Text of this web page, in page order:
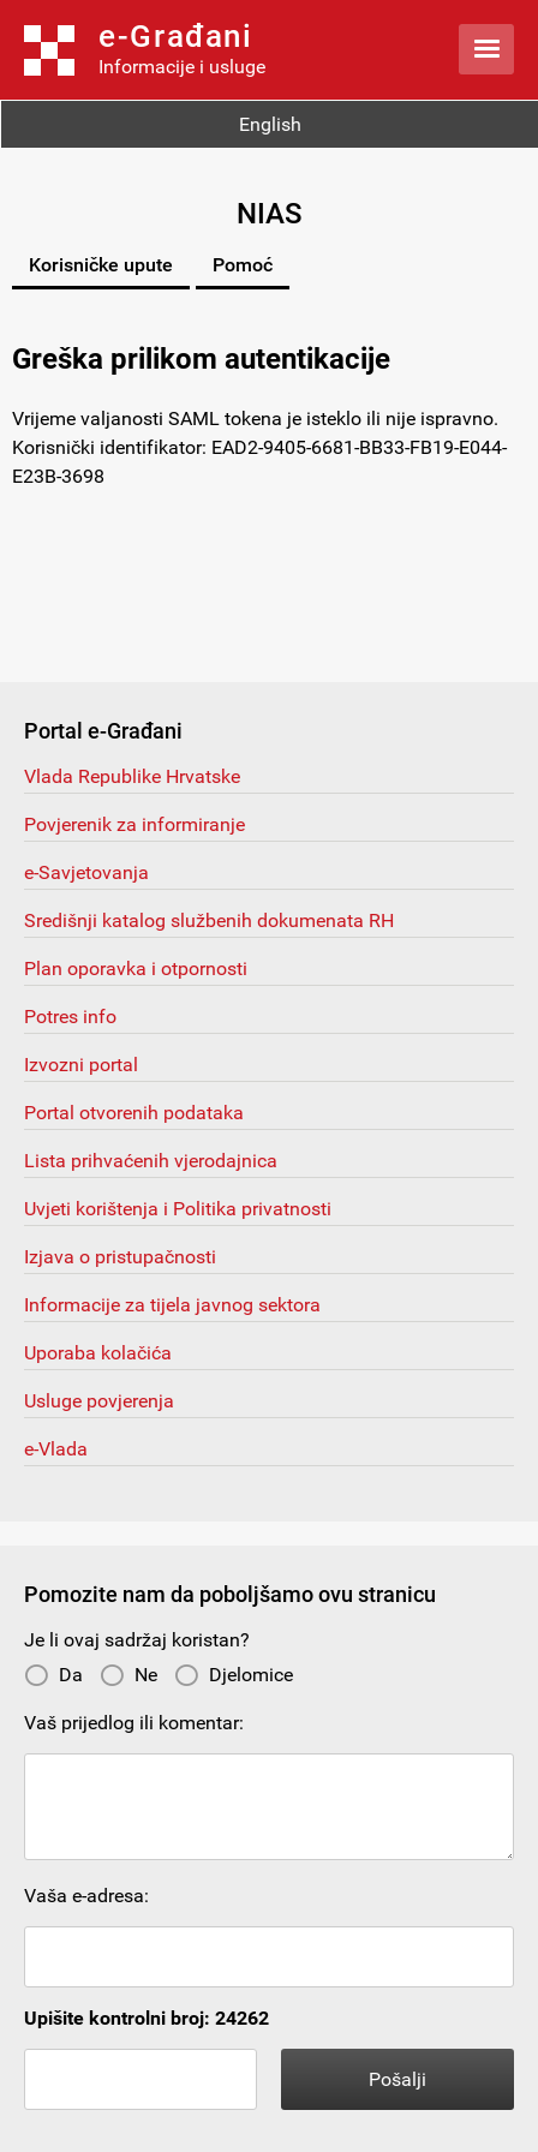
e-Građani
Informacije i usluge 
English
NIAS
Korisničke upute Pomoć
Greška prilikom autentikacije
Vrijeme valjanosti SAML tokena je isteklo ili nije ispravno.
Korisnički identifikator: EAD2-9405-6681-BB33-FB19-E044-
E23B-3698
Portal e-Građani
Vlada Republike Hrvatske
Povjerenik za informiranje
e-Savjetovanja
Središnji katalog službenih dokumenata RH
Plan oporavka i otpornosti
Potres info
Izvozni portal
Portal otvorenih podataka
Lista prihvaćenih vjerodajnica
Uvjeti korištenja i Politika privatnosti
Izjava o pristupačnosti
Informacije za tijela javnog sektora
Uporaba kolačića
Usluge povjerenja
e-Vlada
Pomozite nam da poboljšamo ovu stranicu
Je li ovaj sadržaj koristan?
Da
Ne Djelomice
Vaš prijedlog ili komentar:
Vaša e-adresa:
Upišite kontrolni broj: 24262